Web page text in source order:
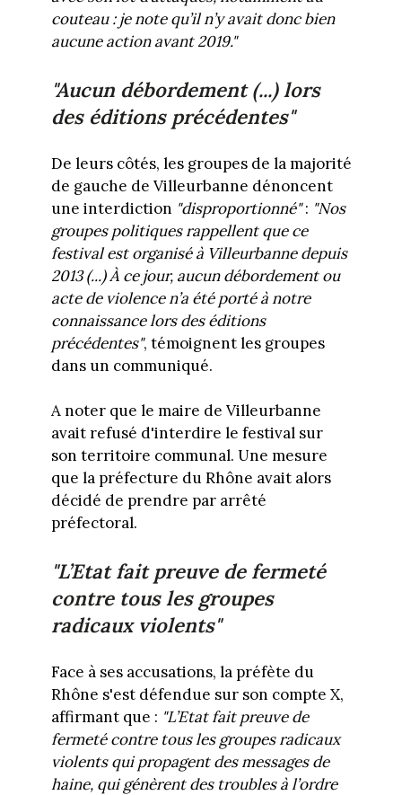
couteau : je note qu’il n’y avait donc bien
aucune action avant 2019."
"Aucun débordement (...) lors
des éditions précédentes"
De leurs côtés, les groupes de la majorité
de gauche de Villeurbanne dénoncent
une interdiction "disproportionné": "Nos
groupes politiques rappellent que ce
festival est organisé à Villeurbanne depuis
2013 (...) À ce jour, aucun débordement ou
acte de violence n’a été porté à notre
connaissance lors des éditions
précédentes", témoignent les groupes
dans un communiqué.
A noter que le maire de Villeurbanne
avait refusé d'interdire le festival sur
son territoire communal. Une mesure
que la préfecture du Rhône avait alors
décidé de prendre par arrêté
préfectoral.
"L’Etat fait preuve de fermeté
contre tous les groupes
radicaux violents"
Face à ses accusations, la préfète du
Rhône s'est défendue sur son compte X,
affirmant que : "L’Etat fait preuve de
fermeté contre tous les groupes radicaux
violents qui propagent des messages de
haine, qui génèrent des troubles à l’ordre